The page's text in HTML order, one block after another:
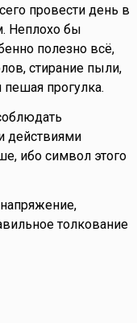
провести день в
Неплохо бы
полезно всё,
стирание пыли,
прогулка.
действиями
ибо символ этого
толкование